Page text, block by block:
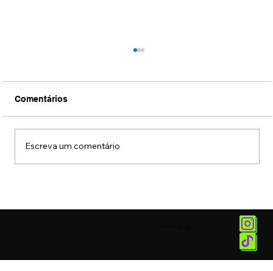
Comentários
Escreva um comentário